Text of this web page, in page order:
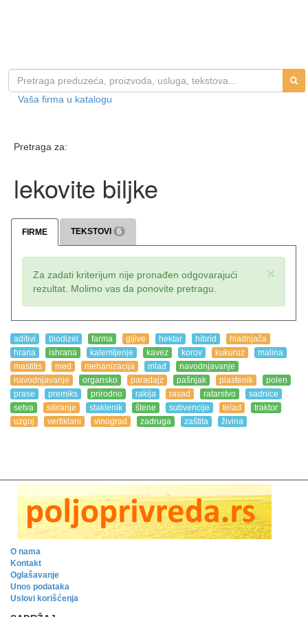
Vaša firma u katalogu
Pretraga za:
lekovite biljke
FIRME TEKSTOVI 6
×
Za zadati kriterijum nije pronađen odgovarajući
rezultat. Molimo vas da ponovite pretragu.
aditivi biodizel farma gljive hektar hibrid
hladnjača
hrana
ishrana kalemljenje kavez korov kukuruz
malina
mastitis
med mehanizacija mlađ
navodnjavanje
navodnjavanje
organsko paradajz pašnjak plastenik
polen
prase
premiks prirodno rakija rasad ratarstvo
sadnice
setva
siliranje staklenik štene subvencije telad
traktor
uzgoj
vertiklani vinograd zadruga zaštita živina
O nama
Kontakt
Oglašavanje
Unos podataka
Uslovi korišćenja